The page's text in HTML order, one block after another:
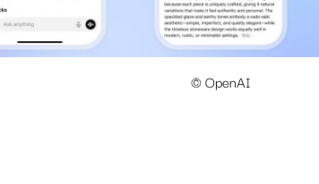
© OpenAI